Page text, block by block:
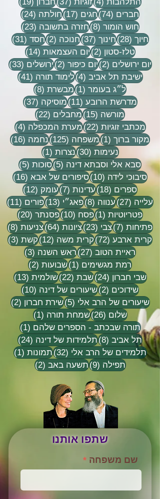
חברים (74) 74 פוסטים
חגים (17) 17 פוסטים
חולתה (24)
24 פוסטים
חוש הומור (8) 8 פוסטיםחזרה בתשובה (23)
23 פוסטים
חיוך (28) 28 פוסטים
חינוך (37) 37 פוסטים
חנוכה (2) 2 פוסטיםחסד (31)
31 פוסטים
טלז-סטון (2) 2 פוסטיםיום העצמאות (14)
14 פוסטים
יום ירושלים (2) 2 פוסטיםיום כיפור (2) 2 פוסטיםירושלים (33)
33 פוסטים
ישיבת תל אביב (4) 4 פוסטיםלימוד תורה (41)
41 פוסטים
ל״ג בעומר (1) פוסט 1
מבשרת (8)
8 פוסטים
מדרשת הרובע (11) 11 פוסטים
מוסיקה (37)
37 פוסטים
מורשה (15) 15 פוסטים
מחבלים (22)
22 פוסטים
מכתבי זוגיות (22) 22 פוסטים
מערת המכפלה (4)
4 פוסטים
מקור ברוך (1) פוסט 1
משפחה (125) 125 פוסטים
נחמה (16)
16 פוסטים
נעימות (30) 30 פוסטים
נצרות (1)
פוסט 1
סבא אלי וסבתא דינה (5) 5 פוסטיםסוכות (5)
5 פוסטים
סיבוכי לידה (10) 10 פוסטים
סיפורים של אבא (16)
16 פוסטים
ספרים (18) 18 פוסטים
עדינות (7) 7 פוסטיםעומק (12)
12 פוסטים
עלייה (27) 27 פוסטים
ענווה (8) 8 פוסטיםפאג״י (13) 13 פוסטים
פורים (11)
11
פטריוטיות (1) פוסט 1
פסח (10) 10 פוסטים
פסנתר (20)
20 פוסטים
פתיחות (7) 7 פוסטיםצבי (23) 23 פוסטים
ציונות (64) 64 פוסטים
צניעות (8)
8 פוסטים
קרית ארבע (72) 72 פוסטים
קרית משה (12) 12 פוסטים
קשת (3)
3 פוסטים
ראיית הטוב (27) 27 פוסטים
ראש השנה (3)
3 פוסטים
רמת מגשימים (1) פוסט 1
שבועות (2)
2 פוסטים
שבי חברון (24) 24 פוסטים
שבת (22) 22 פוסטים
שולמית (13)
13 פוסטים
שידוכים (2) 2 פוסטיםשיעורים של דינה (10)
10 פוסטים
שיעורים של הרב אלי (5) 5 פוסטיםשירת חברון (2)
2 פוסטים
שלום (26) 26 פוסטים
שמחת תורה (1)
פוסט 1
תורה שבכתב - הספרים שלהם (1)
פוסט 1
תל אביב (8) 8 פוסטיםתלמידות של דינה (24)
24 פוסטים
תלמידים של הרב אלי (32) 32 פוסטים
תמונות (1)
תפילה (9) 9 פוסטיםתשעה באב (2) 2 פוסטים
שתפו אותנו
שם משפחה